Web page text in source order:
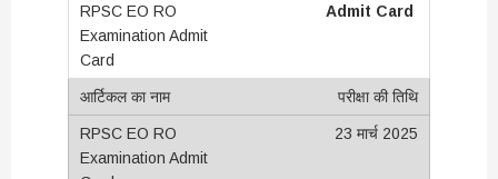
Admit Card
परीक्षा की तिथि
23 मार्च 2025